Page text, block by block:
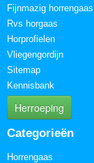
Fijnmazig horrengaas
Rvs horgaas
Horprofielen
Vliegengordijn
Sitemap
Kennisbank
Herroeping
Categorieën
Horrengaas